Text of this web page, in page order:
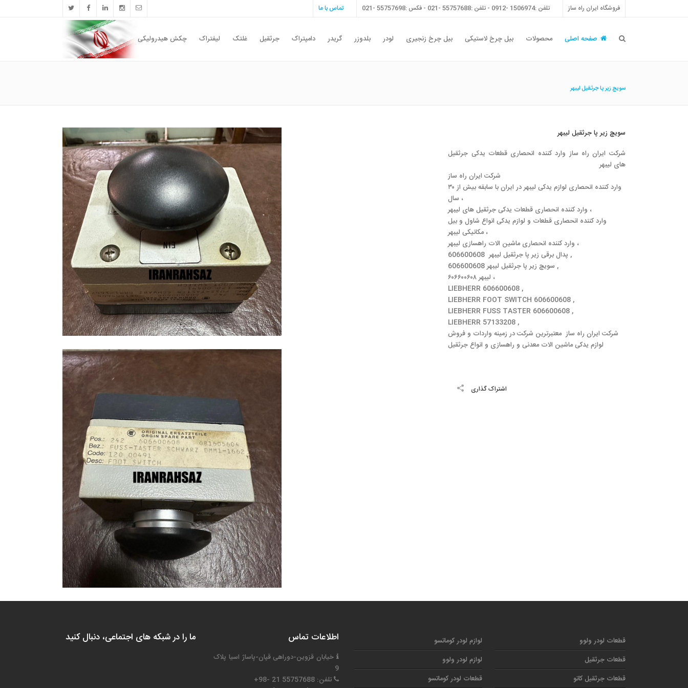
تماس با ما تلفن :1506974 -0912 - تلفن :55757688 -021 - فکس :55757698 -021 فروشگاه ایران راه ساز
چکش هیدرولیکی لیفتراک غلتک جرثقیل دامپتراک گریدر بلدوزر لودر بیل چرخ زنجیری بیل چرخ لاستیکی محصولات صفحه اصلی
سویچ زیر پا جرثقیل لیبهر
سویچ زیر پا جرثقیل لیبهر
شرکت ایران راه ساز وارد کننده انحصاری قطعات یدکی جرثقیل
های لیبهر
وارد کننده انحصاری لوازم یدکی لیبهر در ایران با سابقه بیش از ۳۰
سال ،
وارد کننده انحصاری قطعات یدکی جرثقیل های لیبهر ،
وارد کننده انحصاری قطعات و لوازم یدکی انواع شاول و بیل
مکانیکی لیبهر ،
وارد کننده انحصاری ماشین الات راهسازی لیبهر ،
پدال برقی زیر پا جرثقیل لیبهر 606600608 ,
سویچ زیر پا جرثقیل لیبهر 606600608 ,
لیبهر ۶۰۶۶۰۰۶۰۸ ،
LIEBHERR 606600608 ,
LIEBHERR FOOT SWITCH 606600608 ,
LIEBHERR FUSS TASTER 606600608 ,
LIEBHERR 57133208 ,
شرکت ایران راه ساز معتبرترین شرکت در زمینه واردات و فروش
اشتراک گذاری
ما را در شبکه های اجتماعی، دنبال کنید اطلاعات تماس
خیابان قزوین-دوراهی قپان-پاساژ اسیا پلاک
9
تلفن: 55757688 21 -98+
لوازم لودر کوماتسو
لوازم لودر ولوو
قطعات لودر کوماتسو
قطعات لودر ولوو
قطعات جرثقیل
قطعات جرثقیل کاتو